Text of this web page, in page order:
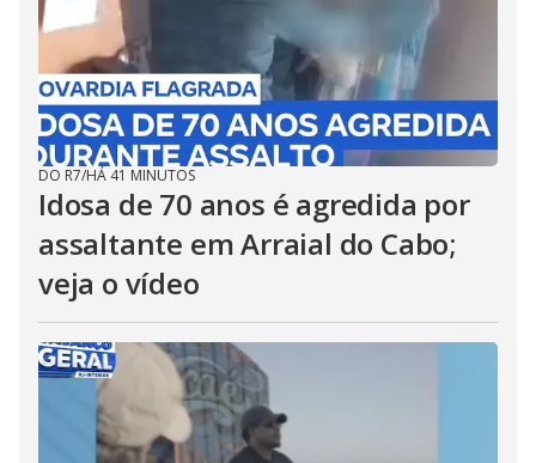
DO R7/HÁ 41 MINUTOS
Idosa de 70 anos é agredida por
assaltante em Arraial do Cabo;
veja o vídeo